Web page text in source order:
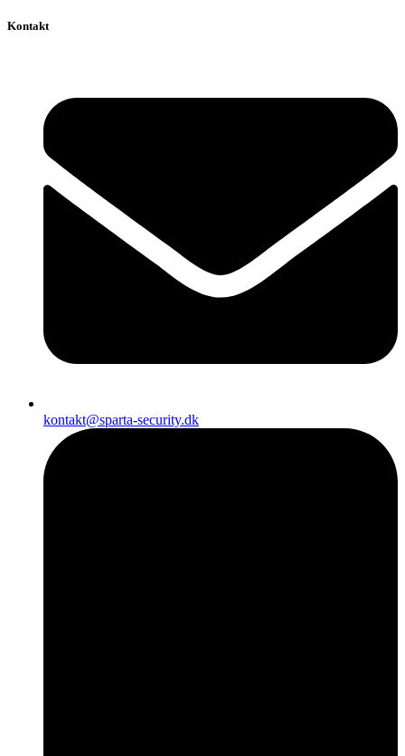
Kontakt
kontakt@sparta-security.dk